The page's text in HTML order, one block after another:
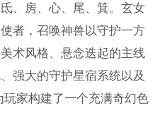
、房、心、尾、箕。玄女
者，召唤神兽以守护一方
术风格、悬念迭起的主线
强大的守护星宿系统以及
家构建了一个充满奇幻色